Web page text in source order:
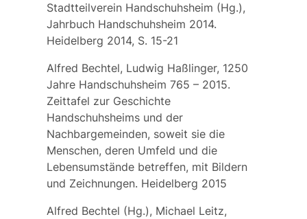
Stadtteilverein Handschuhsheim (Hg.),
Jahrbuch Handschuhsheim 2014.
Heidelberg 2014, S. 15-21
Alfred Bechtel, Ludwig Haßlinger, 1250
Jahre Handschuhsheim 765 – 2015.
Zeittafel zur Geschichte
Handschuhsheims und der
Nachbargemeinden, soweit sie die
Menschen, deren Umfeld und die
Lebensumstände betreffen, mit Bildern
und Zeichnungen. Heidelberg 2015
Alfred Bechtel (Hg.), Michael Leitz,